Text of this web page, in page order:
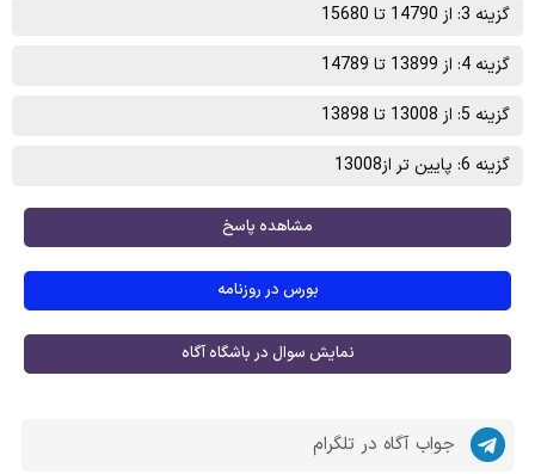
گزینه 3: از 14790 تا 15680
گزینه 4: از 13899 تا 14789
گزینه 5: از 13008 تا 13898
گزینه 6: پایین تر از13008
مشاهده پاسخ
بورس در روزنامه
نمایش سوال در باشگاه آگاه
جواب آگاه در تلگرام